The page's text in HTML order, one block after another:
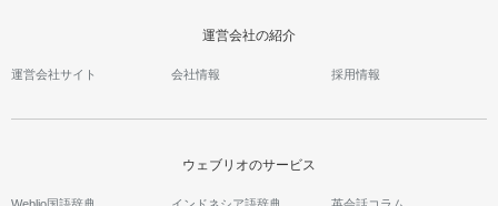
運営会社の紹介
運営会社サイト 会社情報 採用情報
ウェブリオのサービス
Weblio国語辞典 インドネシア語辞典 英会話コラム